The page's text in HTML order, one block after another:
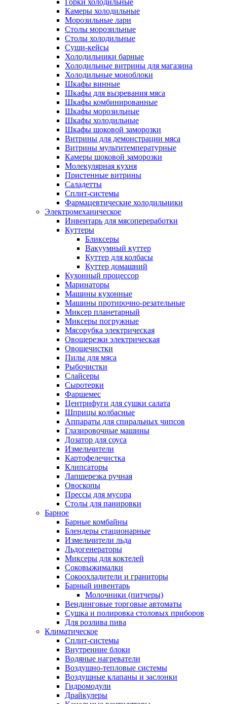
Горки холодильные
Камеры холодильные
Морозильные лари
Столы морозильные
Столы холодильные
Суши-кейсы
Холодильники барные
Холодильные витрины для магазина
Холодильные моноблоки
Шкафы винные
Шкафы для вызревания мяса
Шкафы комбинированные
Шкафы морозильные
Шкафы холодильные
Шкафы шоковой заморозки
Витрины для демонстрации мяса
Витрины мультитемпературные
Камеры шоковой заморозки
Молекулярная кухня
Пристенные витрины
Саладетты
Сплит-системы
Фармацевтические холодильники
Электромеханическое
Инвентарь для мясопереработки
Куттеры
Бликсеры
Вакуумный куттер
Куттер для колбасы
Куттер домашний
Кухонный процессор
Маринаторы
Машины кухонные
Машины протирочно-резательные
Миксер планетарный
Миксеры погружные
Мясорубка электрическая
Овощерезки электрическая
Овощечистки
Пилы для мяса
Рыбочистки
Слайсеры
Сыротерки
Фаршемес
Центрифуги для сушки салата
Шприцы колбасные
Аппараты для спиральных чипсов
Глазировочные машины
Дозатор для соуса
Измельчители
Картофелечистка
Клипсаторы
Лапшерезка ручная
Овоскопы
Прессы для мусора
Столы для панировки
Барное
Барные комбайны
Блендеры стационарные
Измельчители льда
Льдогенераторы
Миксеры для коктелей
Соковыжималки
Сокоохладители и граниторы
Барный инвентарь
Молочники (питчеры)
Вендинговые торговые автоматы
Сушка и полировка столовых приборов
Для розлива пива
Климатическое
Сплит-системы
Внутренние блоки
Водяные нагреватели
Воздушно-тепловые системы
Воздушные клапаны и заслонки
Гидромодули
Драйкулеры